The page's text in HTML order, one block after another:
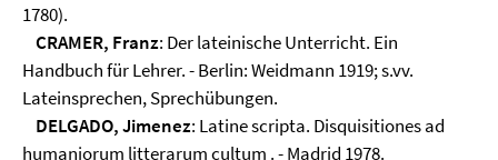
1780).
CRAMER, Franz: Der lateinische Unterricht. Ein
Handbuch für Lehrer. - Berlin: Weidmann 1919; s.vv.
Lateinsprechen, Sprechübungen.
DELGADO, Jimenez: Latine scripta. Disquisitiones ad
humaniorum litterarum cultum . - Madrid 1978.